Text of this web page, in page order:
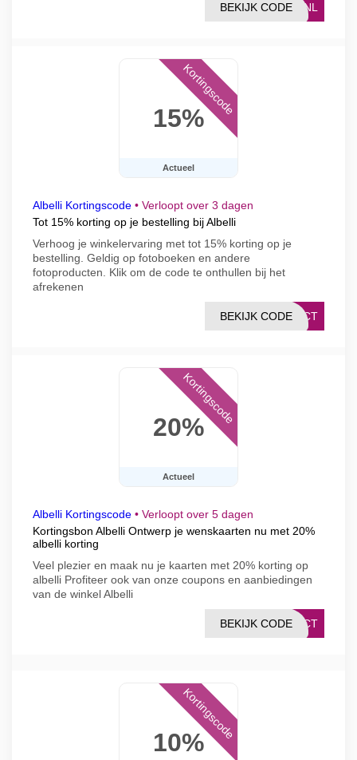
ERNL
BEKIJK CODE
15%
Actueel
Kortingscode
Albelli Kortingscode • Verloopt over 3 dagen
Tot 15% korting op je bestelling bij Albelli
Verhoog je winkelervaring met tot 15% korting op je
bestelling. Geldig op fotoboeken en andere
fotoproducten. Klik om de code te onthullen bij het
afrekenen
DUCT
BEKIJK CODE
20%
Actueel
Kortingscode
Albelli Kortingscode • Verloopt over 5 dagen
Kortingsbon Albelli Ontwerp je wenskaarten nu met 20%
albelli korting
Veel plezier en maak nu je kaarten met 20% korting op
albelli Profiteer ook van onze coupons en aanbiedingen
van de winkel Albelli
DUCT
BEKIJK CODE
10%
Kortingscode